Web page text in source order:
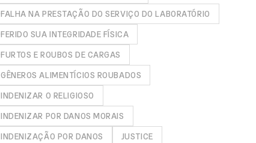
FALHA NA PRESTAÇÃO DO SERVIÇO DO LABORATÓRIO
FERIDO SUA INTEGRIDADE FÍSICA
FURTOS E ROUBOS DE CARGAS
GÊNEROS ALIMENTÍCIOS ROUBADOS
INDENIZAR O RELIGIOSO
INDENIZAR POR DANOS MORAIS
INDENIZAÇÃO POR DANOS
JUSTICE